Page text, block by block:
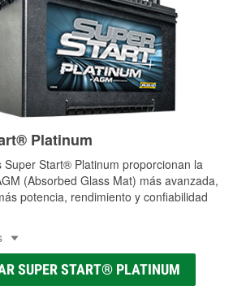
Platinum
Super Start® Platinum proporcionan la
(Absorbed Glass Mat) más avanzada,
potencia, rendimiento y confiabilidad
SUPER START® PLATINUM